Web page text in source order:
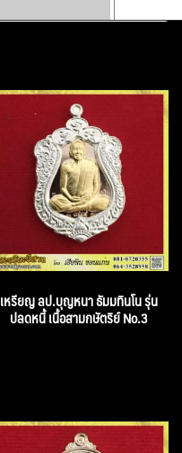
เหรียญ ลป.บุญหนา ธัมมทินโน รุ่น
ปลดหนี้ เนื้อสามกษัตริย์ No.3